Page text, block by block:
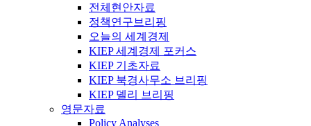
전체현안자료
정책연구브리핑
오늘의 세계경제
KIEP 세계경제 포커스
KIEP 기초자료
KIEP 북경사무소 브리핑
KIEP 델리 브리핑
영문자료
Policy Analyses